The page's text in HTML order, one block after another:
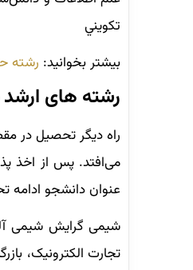
تكويني
بیشتر بخوانید: رشته
رشته های ارشد
راه دیگر تحصیل در
می‌افتد. پس از اخذ
عنوان دانشجو ادامه
شیمی گرایش شیمی
تجارت الکترونیک،